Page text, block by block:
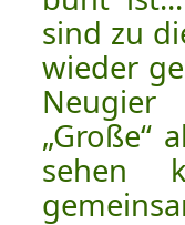
sind zu
wieder
Neugier
„Große“
sehen